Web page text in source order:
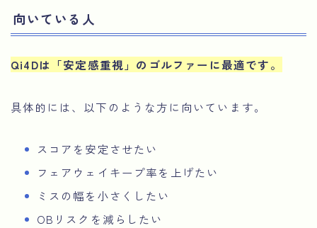
向いている人
Qi4Dは「安定感重視」のゴルファーに最適です。
具体的には、以下のような方に向いています。
スコアを安定させたい
フェアウェイキープ率を上げたい
ミスの幅を小さくしたい
OBリスクを減らしたい